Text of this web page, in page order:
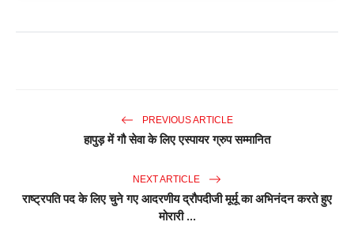
PREVIOUS ARTICLE
हापुड़ में गौ सेवा के लिए एस्पायर ग्रुप सम्मानित
NEXT ARTICLE
राष्ट्रपति पद के लिए चुने गए आदरणीय द्रौपदीजी मूर्मू का अभिनंदन करते हुए
मोरारी ...